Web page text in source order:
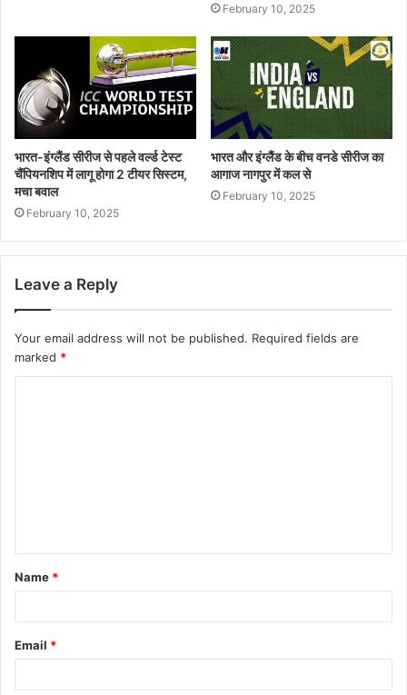
February 10, 2025
भारत-इंग्लैंड सीरीज से पहले वर्ल्ड टेस्ट
चैंपियनशिप में लागू होगा 2 टीयर सिस्टम,
मचा बवाल
February 10, 2025
भारत और इंग्लैंड के बीच वनडे सीरीज का
आगाज नागपुर में कल से
February 10, 2025
Leave a Reply
Your email address will not be published. Required fields are
marked *
t
*
Name *
Email *